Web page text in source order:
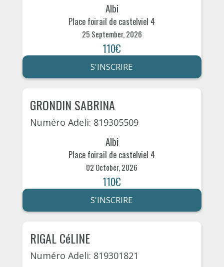
Albi
Place foirail de castelviel 4
25 September, 2026
110€
S'INSCRIRE
GRONDIN SABRINA
Numéro Adeli: 819305509
Albi
Place foirail de castelviel 4
02 October, 2026
110€
S'INSCRIRE
RIGAL CéLINE
Numéro Adeli: 819301821